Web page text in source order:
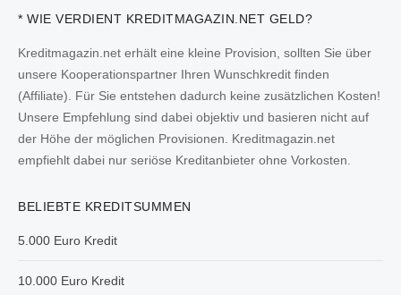
* WIE VERDIENT KREDITMAGAZIN.NET GELD?
Kreditmagazin.net erhält eine kleine Provision, sollten Sie über
unsere Kooperationspartner Ihren Wunschkredit finden
(Affiliate). Für Sie entstehen dadurch keine zusätzlichen Kosten!
Unsere Empfehlung sind dabei objektiv und basieren nicht auf
der Höhe der möglichen Provisionen. Kreditmagazin.net
empfiehlt dabei nur seriöse Kreditanbieter ohne Vorkosten.
BELIEBTE KREDITSUMMEN
5.000 Euro Kredit
10.000 Euro Kredit